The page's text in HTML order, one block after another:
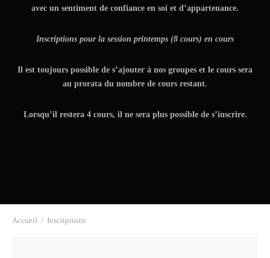
avec un sentiment de confiance en soi et d’appartenance.
Inscriptions pour la session printemps (8 cours) en cours
Il est toujours possible de s’ajouter à nos groupes et le cours sera
au prorata du nombre de cours restant.
Lorsqu’il restera 4 cours, il ne sera plus possible de s’inscrire.
Accueil / Inscriptions